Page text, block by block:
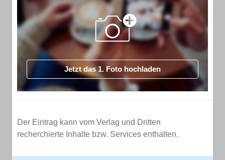
Jetzt das 1. Foto hochladen
Der Eintrag kann vom Verlag und Dritten
recherchierte Inhalte bzw. Services enthalten.